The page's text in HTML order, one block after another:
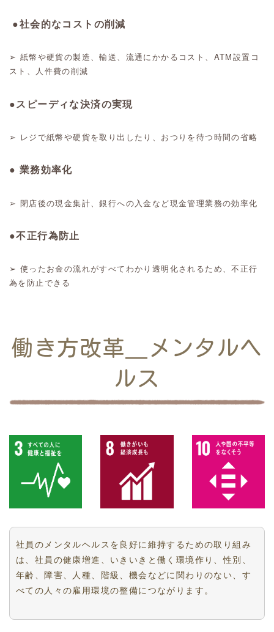
●社会的なコストの削減
➢ 紙幣や硬貨の製造、輸送、流通にかかるコスト、ATM設置コ
スト、人件費の削減
●スピーディな決済の実現
➢ レジで紙幣や硬貨を取り出したり、おつりを待つ時間の省略
● 業務効率化
➢ 閉店後の現金集計、銀行への入金など現金管理業務の効率化
●不正行為防止
➢ 使ったお金の流れがすべてわかり透明化されるため、不正行
為を防止できる
働き方改革＿メンタルヘ
ルス
社員のメンタルヘルスを良好に維持するための取り組み
は、社員の健康増進、いきいきと働く環境作り、性別、
年齢、障害、人種、階級、機会などに関わりのない、す
べての人々の雇用環境の整備につながります。